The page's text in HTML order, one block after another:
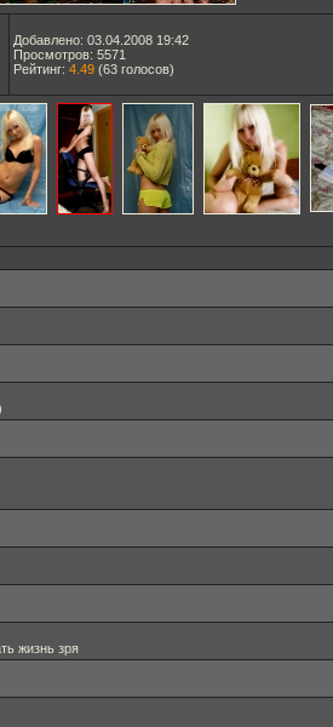
Добавлено: 03.04.2008 19:42
Просмотров: 5571
Рейтинг: 4.49 (63 голосов)
жизнь зря